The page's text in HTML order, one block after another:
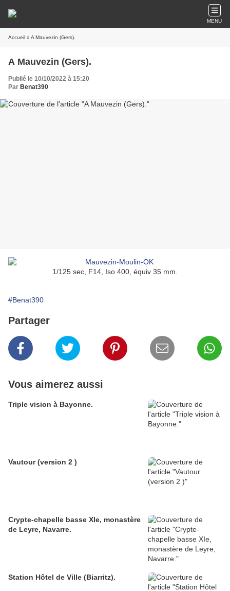
MENU
Accueil » A Mauvezin (Gers).
A Mauvezin (Gers).
Publié le 10/10/2022 à 15:20
Par Benat390
1/125 sec, F14, Iso 400, équiv 35 mm.
#Benat390
Partager
Vous aimerez aussi
Triple vision à Bayonne.
Vautour (version 2 )
Crypte-chapelle basse XIe, monastère
de Leyre, Navarre.
Station Hôtel de Ville (Biarritz).